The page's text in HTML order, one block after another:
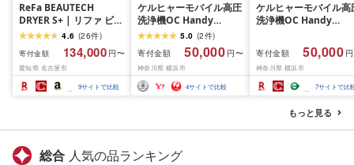
ReFa BEAUTECH
DRYER S+ | リファ ビュ
ーテックドライヤー エ
スプラスドライヤー ヘ
アケア 1年保証 おしゃれ
人気 日用品 美容家電 美
容師 人気 おすすめ ギフ
ト 軽量 コンパクト 痛ま
4.6 (26件)
寄付金額 134,000 円〜
愛知県 名古屋市
9サイトで比較
ケルヒャーモバイル高圧
洗浄機OC Handy
Compact(ハンディエア)
5.0 (2件)
寄付金額
50,000 円〜
神奈川県 横浜市
4サイトで比較
ケルヒャーモバイル高
洗浄機OC Handy
神奈川県 横浜市 生活
電 日用品 人気 おすす
送料無料 掃除 便利 コ
パクト 高圧洗浄機 ポ
タブル清掃 泡洗浄 家
ラク ベランダ掃除
寄付金額 50,000
神奈川県 横浜市
7サイトで比
もっと見る
総合 人気の品ランキング